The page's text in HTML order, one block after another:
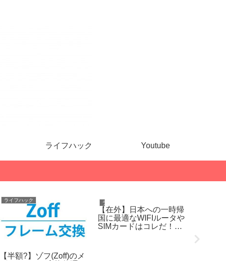
ライフハック Youtube
旅行
【攻略】30代が楽しむ
健康・ダイエット
【蒲田】パーソナルトレ
ーニングジムGround
worksに一ヶ月通ってみ
千円プ
ク